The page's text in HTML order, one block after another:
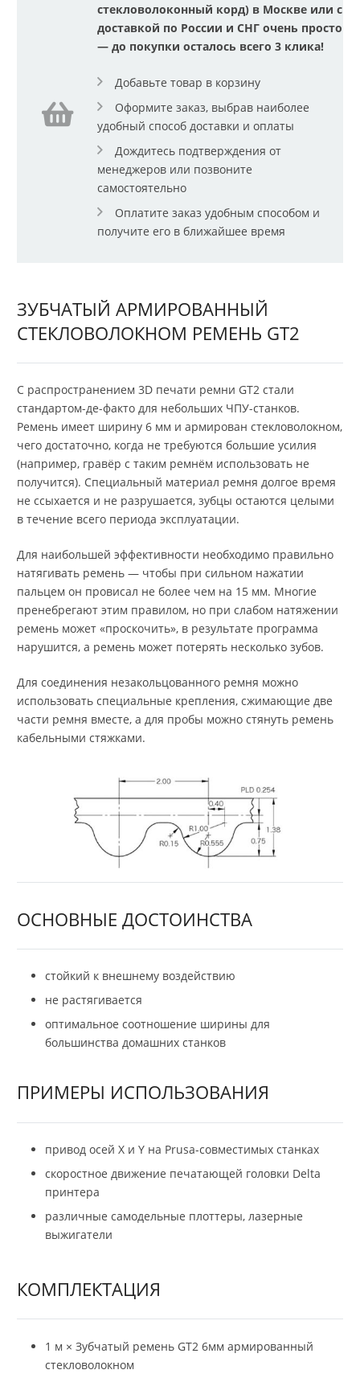
стекловолоконный корд) в Москве или с
доставкой по России и СНГ очень просто
— до покупки осталось всего 3 клика!
Добавьте товар в корзину
Оформите заказ, выбрав наиболее
удобный способ доставки и оплаты
Дождитесь подтверждения от
менеджеров или позвоните
самостоятельно
Оплатите заказ удобным способом и
получите его в ближайшее время
ЗУБЧАТЫЙ АРМИРОВАННЫЙ
СТЕКЛОВОЛОКНОМ РЕМЕНЬ GT2
С распространением 3D печати ремни GT2 стали
стандартом-де-факто для небольших ЧПУ-станков.
Ремень имеет ширину 6 мм и армирован стекловолокном,
чего достаточно, когда не требуются большие усилия
(например, гравёр с таким ремнём использовать не
получится). Специальный материал ремня долгое время
не ссыхается и не разрушается, зубцы остаются целыми
в течение всего периода эксплуатации.
Для наибольшей эффективности необходимо правильно
натягивать ремень — чтобы при сильном нажатии
пальцем он провисал не более чем на 15 мм. Многие
пренебрегают этим правилом, но при слабом натяжении
ремень может «проскочить», в результате программа
нарушится, а ремень может потерять несколько зубов.
Для соединения незакольцованного ремня можно
использовать специальные крепления, сжимающие две
части ремня вместе, а для пробы можно стянуть ремень
кабельными стяжками.
ОСНОВНЫЕ ДОСТОИНСТВА
стойкий к внешнему воздействию
не растягивается
оптимальное соотношение ширины для
большинства домашних станков
ПРИМЕРЫ ИСПОЛЬЗОВАНИЯ
привод осей X и Y на Prusa-совместимых станках
скоростное движение печатающей головки Delta
принтера
различные самодельные плоттеры, лазерные
выжигатели
КОМПЛЕКТАЦИЯ
1 м × Зубчатый ремень GT2 6мм армированный
стекловолокном